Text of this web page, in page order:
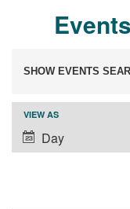
Events
Search
and
Views
Navigation
SHOW EVENTS
Event
Views
VIEW AS
Day